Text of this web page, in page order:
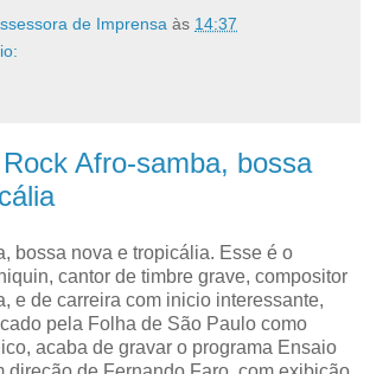
de Imprensa às 14:37
Afro-samba, bossa
bossa nova e tropicália. Esse é o
cantor de timbre grave, compositor
e de carreira com inicio interessante,
pela Folha de São Paulo como
acaba de gravar o programa Ensaio